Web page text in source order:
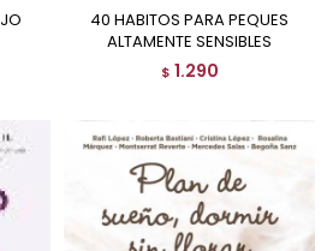
40 HABITOS PARA PEQUES
ALTAMENTE SENSIBLES
$ 1.290